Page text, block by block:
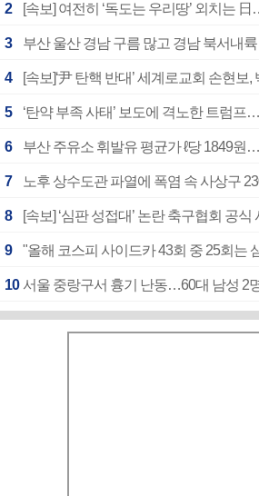
2
3
4 [속보]‘尹 탄핵 반대’ 세계로교회 손현보
5
6 부산 주유소 휘발유 평균가 ℓ당 1849원
7 노후 상수도관 파열에 폭염 속 사상구
8
9 "올해 코스피 사이드카 43회 중 25회는
10 서울 중랑구서 흉기 난동…60대 남성 2